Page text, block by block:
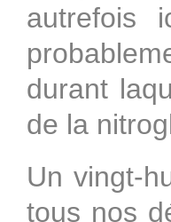
autrefois
durant
de la
Un vingt-
tous nos